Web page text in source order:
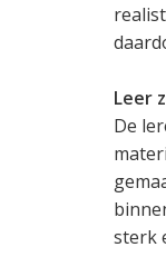
Leer
De
sterk